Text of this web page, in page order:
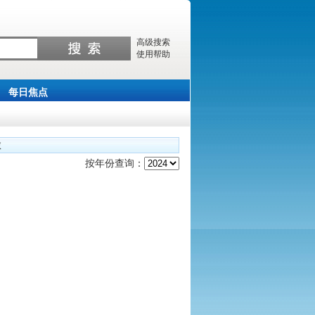
高级搜索
使用帮助
每日焦点
按年份查询：